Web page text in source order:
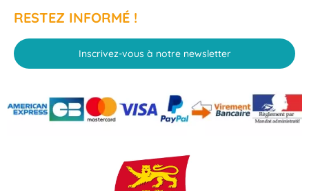
RESTEZ INFORMÉ !
Inscrivez-vous à notre newsletter